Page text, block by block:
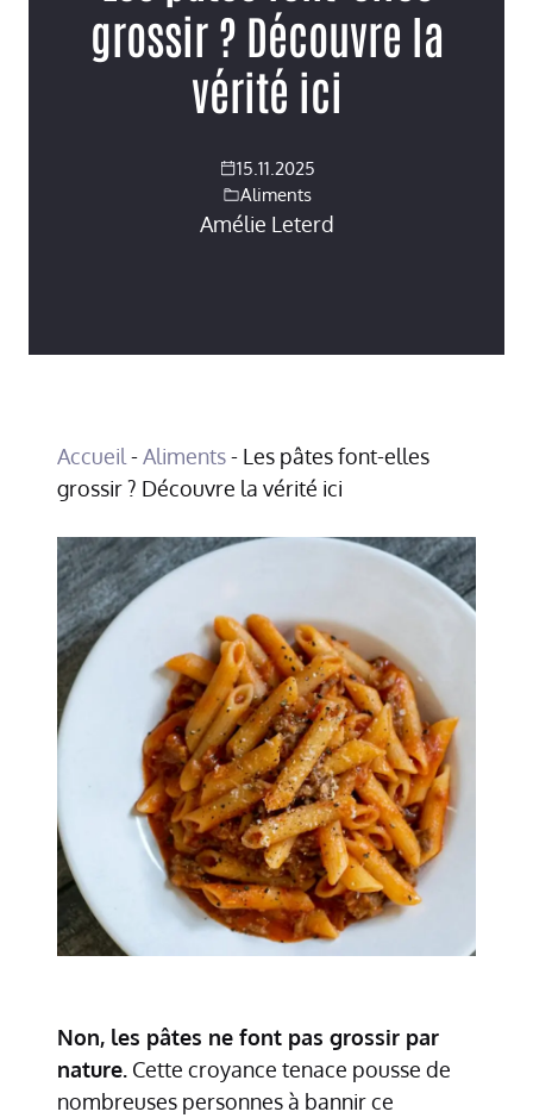
grossir ? Découvre la
vérité ici
15.11.2025
Aliments
Amélie Leterd
Accueil -Aliments- Les pâtes font-elles
grossir ? Découvre la vérité ici
Non, les pâtes ne font pas grossir par
nature. Cette croyance tenace pousse de
nombreuses personnes à bannir ce